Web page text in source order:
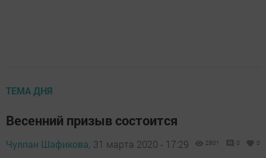
ТЕМА ДНЯ
Весенний призыв состоится
Чулпан Шафикова, 31 марта 2020 - 17:29 2801 0 0